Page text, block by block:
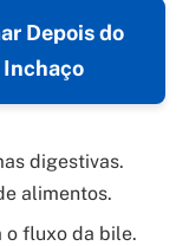
Depois do
Inchaço
digestivas.
alimentos.
o fluxo da bile.